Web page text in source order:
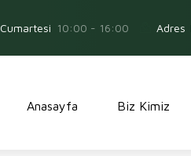
Cumartesi 10:00 - 16:00 Adres
Anasayfa Biz Kimiz